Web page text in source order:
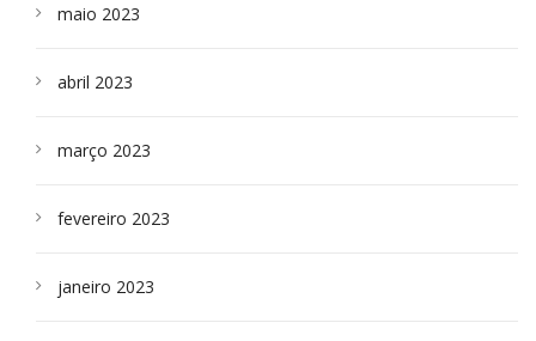
maio 2023
abril 2023
março 2023
fevereiro 2023
janeiro 2023